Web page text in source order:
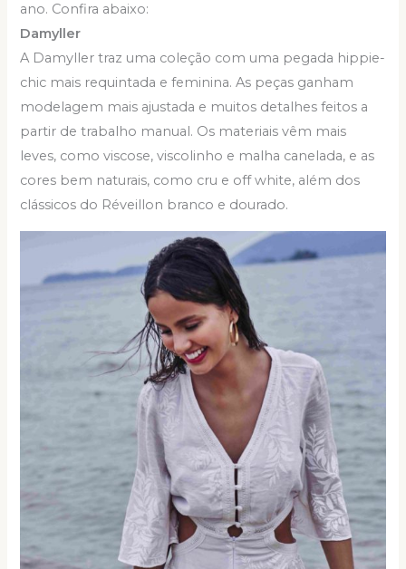
ano. Confira abaixo:
Damyller
A Damyller traz uma coleção com uma pegada hippie-
chic mais requintada e feminina. As peças ganham
modelagem mais ajustada e muitos detalhes feitos a
partir de trabalho manual. Os materiais vêm mais
leves, como viscose, viscolinho e malha canelada, e as
cores bem naturais, como cru e off white, além dos
clássicos do Réveillon branco e dourado.